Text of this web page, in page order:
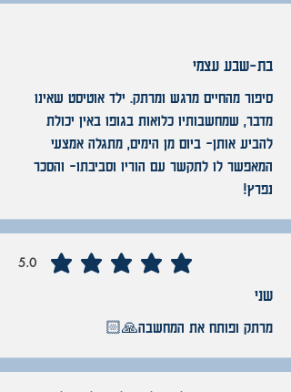
בת-שבע עצמי
סיפור מהחיים מרגש ומרתק. ילד אוטיסט שאינו
מדבר, שמחשבותיו כלואות בגופו באין יכולת
להביע אותן- ביום מן הימים, מתגלה אמצעי
המאפשר לו לתקשר עם הוריו וסביבתו- והסכר
נפרץ!
5.0
average rating is 5 out of 5
שני
‏מרתק ופותח את המחשבה🙏🏻